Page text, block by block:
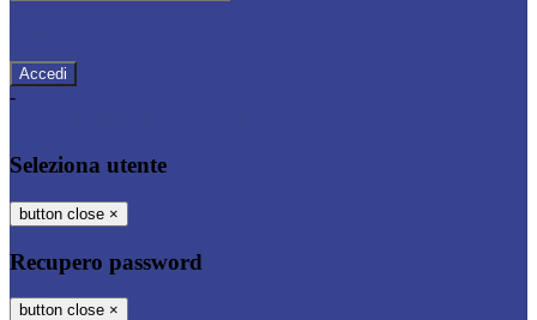
-
Seleziona utente
button close ×
Recupero password
button close ×